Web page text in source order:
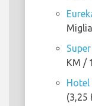
KM /
Hotel
(3,25